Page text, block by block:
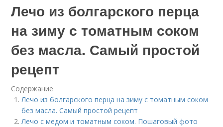
Лечо из болгарского перца
на зиму с томатным соком
без масла. Самый простой
рецепт
Содержание
Лечо из болгарского перца на зиму с томатным соком
без масла. Самый простой рецепт
Лечо с медом и томатным соком. Пошаговый фото